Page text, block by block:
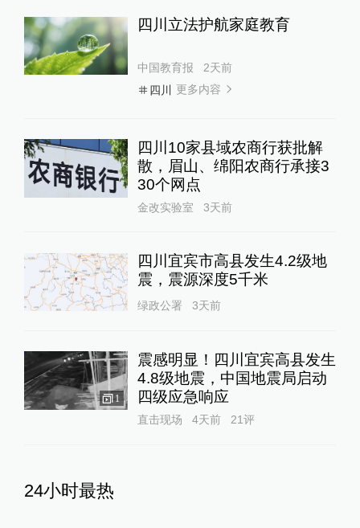
四川立法护航家庭教育
中国教育报
2天前
四川
更多内容
四川10家县域农商行获批解
散，眉山、绵阳农商行承接3
30个网点
金改实验室 3天前
四川宜宾市高县发生4.2级地
震，震源深度5千米
绿政公署 3天前
1
震感明显！四川宜宾高县发生
4.8级地震，中国地震局启动
四级应急响应
直击现场 4天前 21评
24小时最热